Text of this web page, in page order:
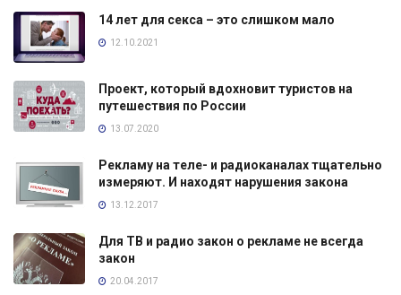
14 лет для секса – это слишком мало
12.10.2021
Проект, который вдохновит туристов на
путешествия по России
13.07.2020
Рекламу на теле- и радиоканалах тщательно
измеряют. И находят нарушения закона
13.12.2017
Для ТВ и радио закон о рекламе не всегда
закон
20.04.2017